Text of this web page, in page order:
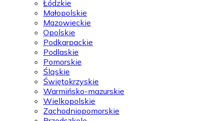
Łódzkie
Małopolskie
Mazowieckie
Opolskie
Podkarpackie
Podlaskie
Pomorskie
Śląskie
Świętokrzyskie
Warmińsko-mazurskie
Wielkopolskie
Zachodniopomorskie